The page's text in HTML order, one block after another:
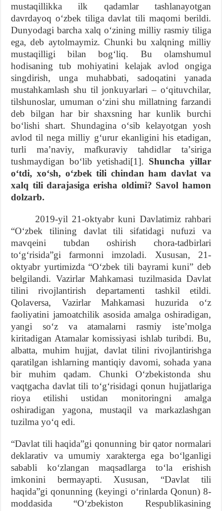
mustaqillikka ilk qadamlar tashlanayotgan
davrdayoq oʻzbek tiliga davlat tili maqomi berildi.
Dunyodagi barcha xalq oʻzining milliy rasmiy tiliga
ega, deb aytolmaymiz. Chunki bu xalqning milliy
mustaqilligi bilan bogʻliq. Bu olamshumul
hodisaning tub mohiyatini kelajak avlod ongiga
singdirish, unga muhabbati, sadoqatini yanada
mustahkamlash shu til jonkuyarlari – oʻqituvchilar,
tilshunoslar, umuman oʻzini shu millatning farzandi
deb bilgan har bir shaxsning har kunlik burchi
boʻlishi shart. Shundagina oʻsib kelayotgan yosh
avlod til nega milliy gʻurur ekanligini his etadigan,
turli maʼnaviy, mafkuraviy tahdidlar taʼsiriga
tushmaydigan boʻlib yetishadi[1]. Shuncha yillar
oʻtdi, xoʻsh, oʻzbek tili chindan ham davlat va
xalq tili darajasiga erisha oldimi? Savol hamon
dolzarb.
2019-yil 21-oktyabr kuni Davlatimiz rahbari
“Oʻzbek tilining davlat tili sifatidagi nufuzi va
mavqeini tubdan oshirish chora-tadbirlari
toʻgʻrisida”gi farmonni imzoladi. Xususan, 21-
oktyabr yurtimizda “Oʻzbek tili bayrami kuni” deb
belgilandi. Vazirlar Mahkamasi tuzilmasida Davlat
tilini rivojlantirish departamenti tashkil etildi.
Qolaversa, Vazirlar Mahkamasi huzurida oʻz
faoliyatini jamoatchilik asosida amalga oshiradigan,
yangi soʻz va atamalarni rasmiy isteʼmolga
kiritadigan Atamalar komissiyasi ishlab turibdi. Bu,
albatta, muhim hujjat, davlat tilini rivojlantirishga
qaratilgan ishlarning mantiqiy davomi, sohada yana
bir muhim qadam. Chunki Oʻzbekistonda shu
vaqtgacha davlat tili toʻgʻrisidagi qonun hujjatlariga
rioya etilishi ustidan monitoringni amalga
oshiradigan yagona, mustaqil va markazlashgan
tuzilma yoʻq edi.
“Davlat tili haqida”gi qonunning bir qator normalari
deklarativ va umumiy xarakterga ega boʻlganligi
sababli koʻzlangan maqsadlarga toʻla erishish
imkonini bermayapti. Xususan, “Davlat tili
haqida”gi qonunning (keyingi oʻrinlarda Qonun) 8-
moddasida “Oʻzbekiston Respublikasining